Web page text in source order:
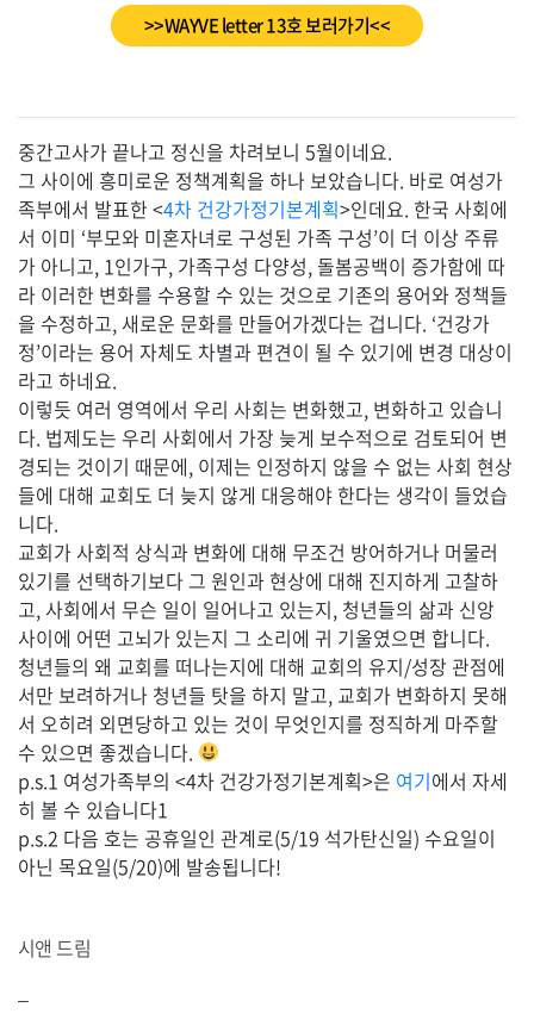
>>WAYVE letter 13호 보러가기<<
중간고사가 끝나고 정신을 차려보니 5월이네요.
그 사이에 흥미로운 정책계획을 하나 보았습니다. 바로 여성가
족부에서 발표한 <4차 건강가정기본계획>인데요. 한국 사회에
서 이미 ‘부모와 미혼자녀로 구성된 가족 구성’이 더 이상 주류
가 아니고, 1인가구, 가족구성 다양성, 돌봄공백이 증가함에 따
라 이러한 변화를 수용할 수 있는 것으로 기존의 용어와 정책들
을 수정하고, 새로운 문화를 만들어가겠다는 겁니다. ‘건강가
정’이라는 용어 자체도 차별과 편견이 될 수 있기에 변경 대상이
라고 하네요.
이렇듯 여러 영역에서 우리 사회는 변화했고, 변화하고 있습니
다. 법제도는 우리 사회에서 가장 늦게 보수적으로 검토되어 변
경되는 것이기 때문에, 이제는 인정하지 않을 수 없는 사회 현상
들에 대해 교회도 더 늦지 않게 대응해야 한다는 생각이 들었습
니다.
교회가 사회적 상식과 변화에 대해 무조건 방어하거나 머물러
있기를 선택하기보다 그 원인과 현상에 대해 진지하게 고찰하
고, 사회에서 무슨 일이 일어나고 있는지, 청년들의 삶과 신앙
사이에 어떤 고뇌가 있는지 그 소리에 귀 기울였으면 합니다.
청년들의 왜 교회를 떠나는지에 대해 교회의 유지/성장 관점에
서만 보려하거나 청년들 탓을 하지 말고, 교회가 변화하지 못해
서 오히려 외면당하고 있는 것이 무엇인지를 정직하게 마주할
수 있으면 좋겠습니다.
p.s.1 여성가족부의 <4차 건강가정기본계획>은 여기에서 자세
히 볼 수 있습니다1
p.s.2 다음 호는 공휴일인 관계로(5/19 석가탄신일) 수요일이
아닌 목요일(5/20)에 발송됩니다!
시앤 드림
–